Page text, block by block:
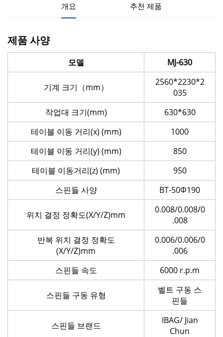
개요 추천 제품
제품 사양
모델 MJ-630
기계 크기（mm）
2560*2230*2
035
작업대 크기(mm)
630*630
테이블 이동 거리(x) (mm)
1000
테이블 이동 거리(y) (mm)
850
테이블 이동거리(z) (mm)
950
스핀들 사양
BT-50Φ190
위치 결정 정확도(X/Y/Z)mm
0.008/0.008/0
.008
반복 위치 결정 정확도
(X/Y/Z)mm
0.006/0.006/0
.006
스핀들 속도
6000 r.p.m
스핀들 구동 유형
벨트 구동 스
핀들
스핀들 브랜드
IBAG/ Jian
Chun